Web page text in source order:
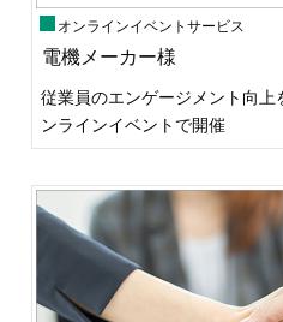
オンラインイベントサービス
電機メーカー様
従業員のエンゲージメント向
ンラインイベントで開催